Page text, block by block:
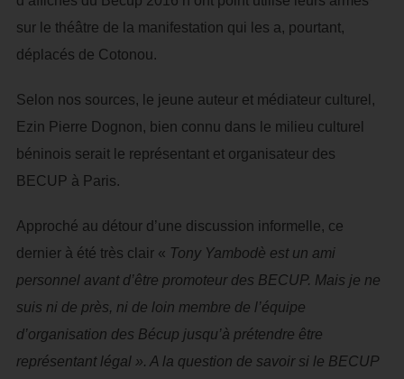
sur le théâtre de la manifestation qui les a, pourtant,
déplacés de Cotonou.
Selon nos sources, le jeune auteur et médiateur culturel,
Ezin Pierre Dognon, bien connu dans le milieu culturel
béninois serait le représentant et organisateur des
BECUP à Paris.
Approché au détour d’une discussion informelle, ce
dernier à été très clair « Tony Yambodè est un ami
personnel avant d’être promoteur des BECUP. Mais je ne
suis ni de près, ni de loin membre de l’équipe
d’organisation des Bécup jusqu’à prétendre être
représentant légal ». A la question de savoir si le BECUP